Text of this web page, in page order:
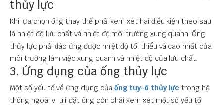
thủy lực
Khi lựa chọn ống thay thế phải xem xét hai điều kiện theo sau
là nhiệt độ lưu chất và nhiệt độ môi trường xung quanh. Ống
thủy lực phải đáp ứng được nhiệt độ tối thiểu và cao nhất của
môi trường làm việc xung quanh và nhiệt độ của lưu chất.
3. Ứng dụng của ống thủy lực
Một số yếu tố về ứng dụng của ống tuy-ô thủy lực trong hệ
thống ngoài vị trí đặt ống còn phải xem xét một số yếu tố